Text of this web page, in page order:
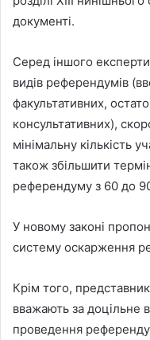
документі.
Серед іншого
видів референдумів
факультативних,
консультативних),
мінімальну кількість
також збільшити
референдуму з 60 до
У новому законі
систему оскарження
Крім того,
вважають за доцільне
проведення